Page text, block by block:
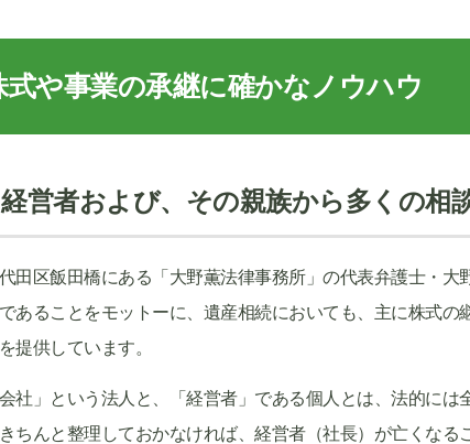
式や事業の承継に確かなノウハウ
経営者および、その親族から多くの相
田区飯田橋にある「大野薫法律事務所」の代表弁護士・大
あることをモットーに、遺産相続においても、主に株式の
提供しています。
会社」という法人と、「経営者」である個人とは、法的に
ちんと整理しておかなければ、経営者（社長）が亡くな